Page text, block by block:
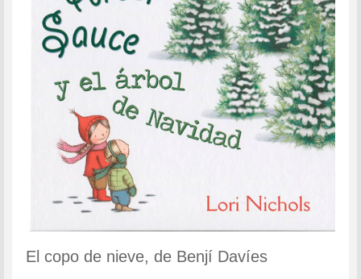
El copo de nieve, de Benjí Davíes